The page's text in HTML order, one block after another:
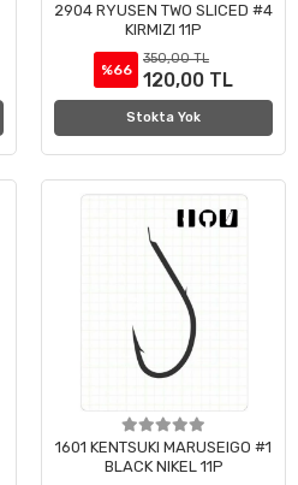
2904 RYUSEN TWO SLICED #4
KIRMIZI 11P
%66
350,00 TL
120,00 TL
Stokta Yok
1601 KENTSUKI MARUSEIGO #1
BLACK NIKEL 11P